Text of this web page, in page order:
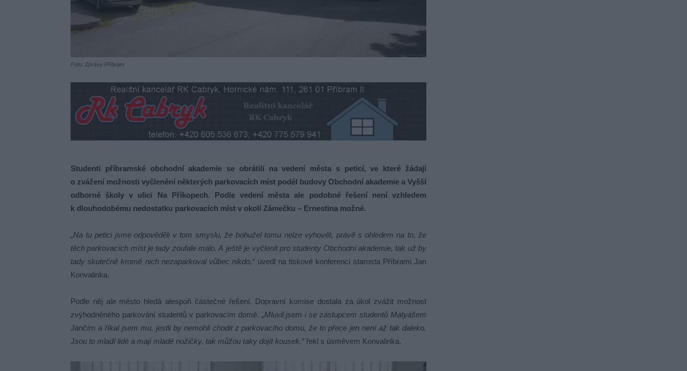
Foto: Zprávy Příbram
Studenti příbramské obchodní akademie se obrátili na vedení města s peticí, ve které žádají
o zvážení možnosti vyčlenění některých parkovacích míst podél budovy Obchodní akademie a Vyšší
odborné školy v ulici Na Příkopech. Podle vedení města ale podobné řešení není vzhledem
k dlouhodobému nedostatku parkovacích míst v okolí Zámečku – Ernestina možné.
„Na tu petici jsme odpověděli v tom smyslu, že bohužel tomu nelze vyhovět, právě s ohledem na to, že
těch parkovacích míst je tady zoufale málo. A ještě je vyčlenit pro studenty Obchodní akademie, tak už by
tady skutečně kromě nich nezaparkoval vůbec nikdo,“ uvedl na tiskové konferenci starosta PříbramiJan
Konvalinka.
Podle něj ale město hledá alespoň částečné řešení. Dopravní komise dostala za úkol zvážit možnost
zvýhodněného parkování studentů v parkovacím domě. „Mluvil jsem i se zástupcem studentů Matyášem
Jančím a říkal jsem mu, jestli by nemohli chodit z parkovacího domu, že to přece jen není až tak daleko.
Jsou to mladí lidé a mají mladé nožičky, tak můžou taky dojít kousek,“ řekl s úsměvem Konvalinka.